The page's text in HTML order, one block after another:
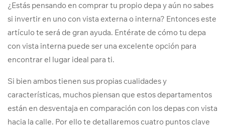
¿Estás pensando en comprar tu propio depa y aún no sabes
si invertir en uno con vista externa o interna? Entonces este
artículo te será de gran ayuda. Entérate de cómo tu depa
con vista interna puede ser una excelente opción para
encontrar el lugar ideal para ti.
Si bien ambos tienen sus propias cualidades y
características, muchos piensan que estos departamentos
están en desventaja en comparación con los depas con vista
hacia la calle. Por ello te detallaremos cuatro puntos clave